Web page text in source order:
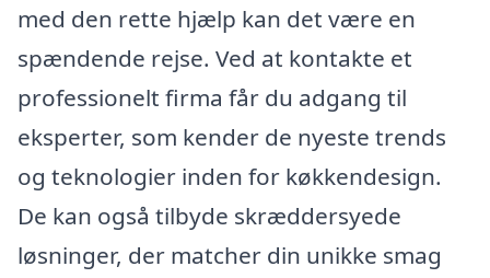
med den rette hjælp kan det være en
spændende rejse. Ved at kontakte et
professionelt firma får du adgang til
eksperter, som kender de nyeste trends
og teknologier inden for køkkendesign.
De kan også tilbyde skræddersyede
løsninger, der matcher din unikke smag